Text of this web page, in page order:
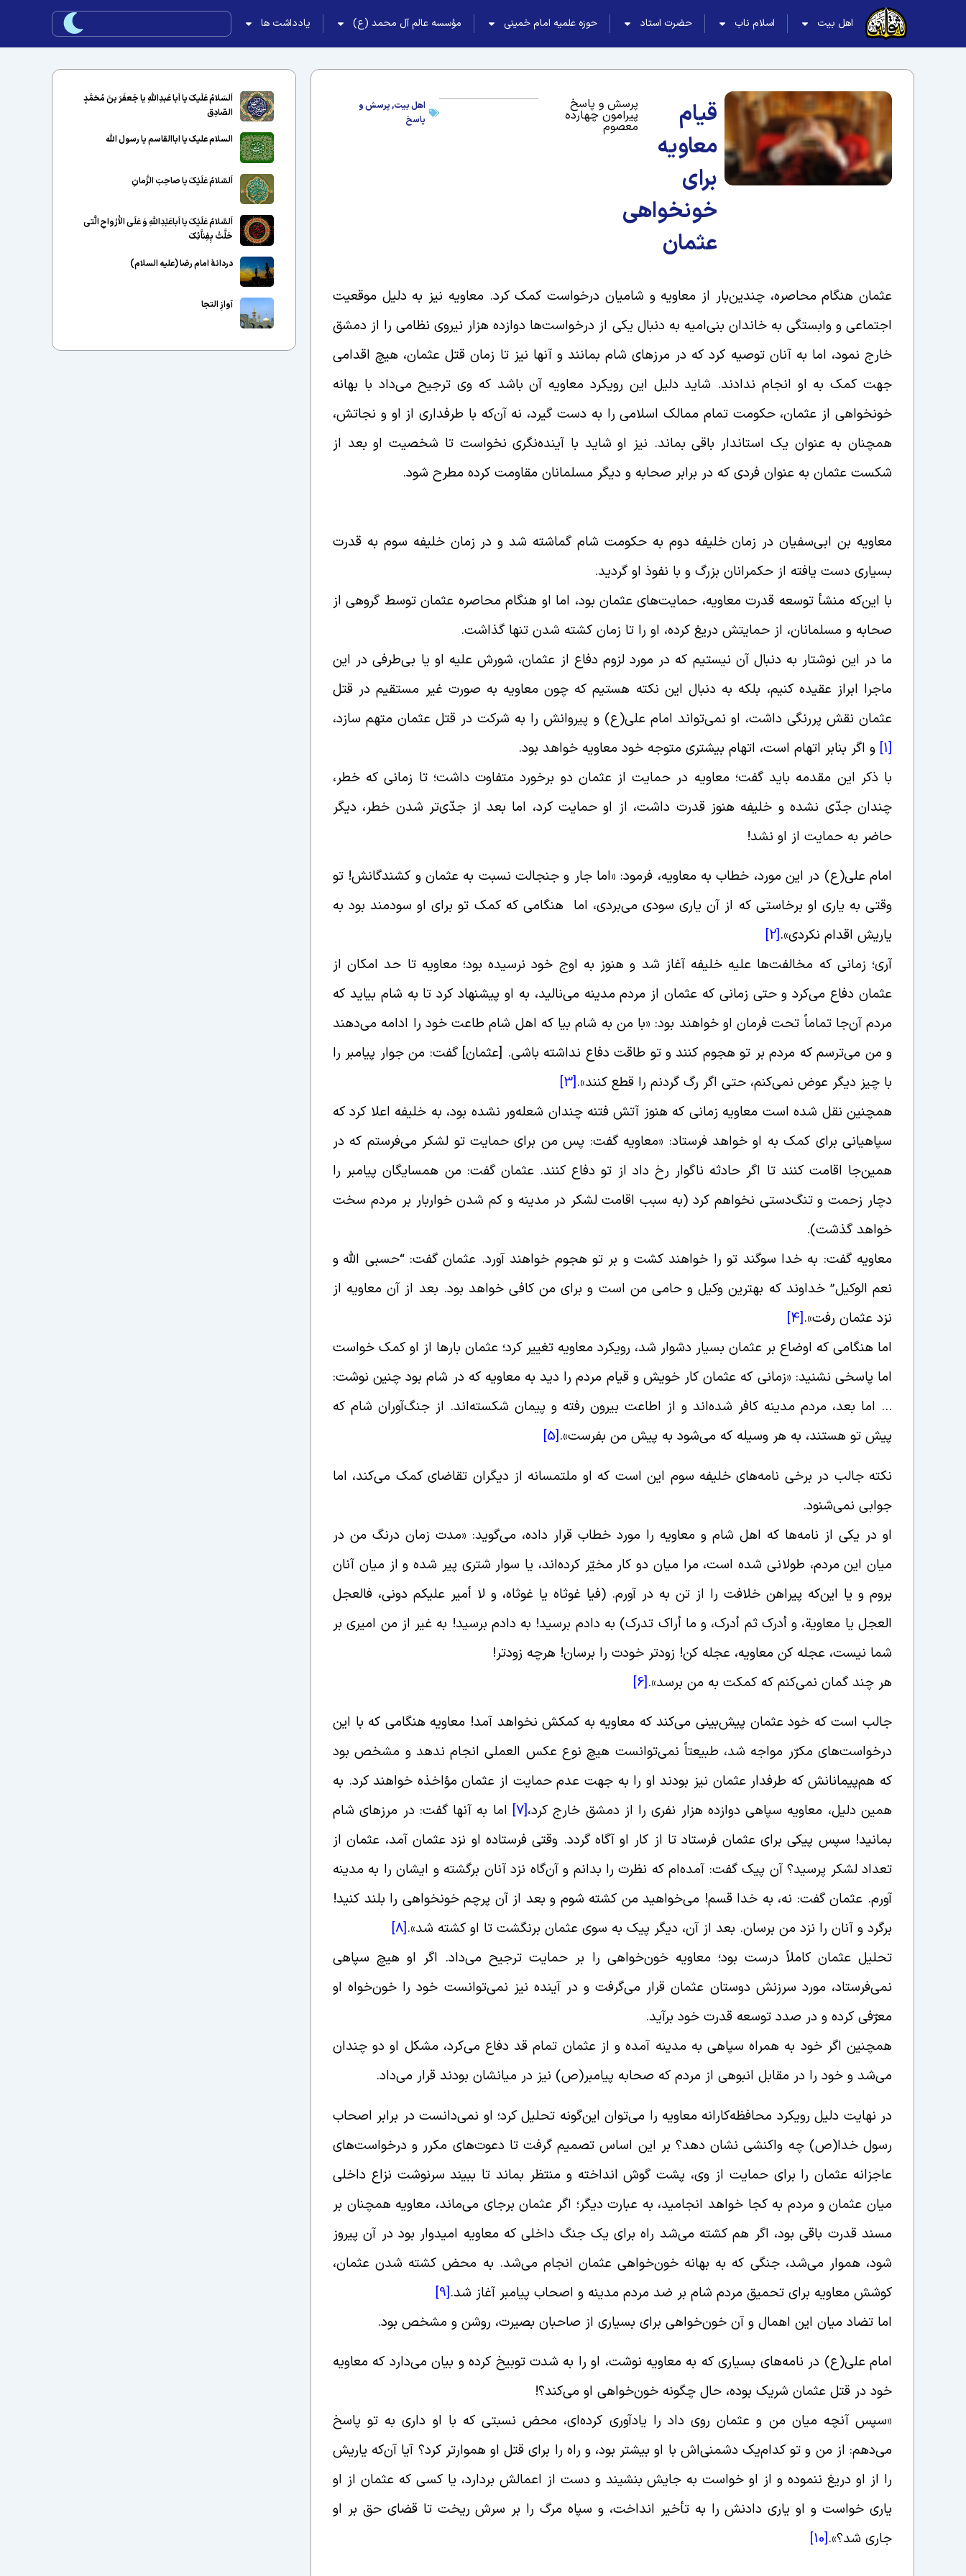
اهل بیت اسلام ناب حضرت استاد حوزه علمیه امام خمینی مؤسسه عالم آل محمد (ع) یادداشت ها
قیام
معاویه
برای
خونخواهی
عثمان
پرسش و پاسخ
پیرامون چهارده
معصوم
اهل بیت,پرسش و
پاسخ
عثمان هنگام محاصره، چندین‌بار از معاویه و شامیان درخواست کمک کرد. معاویه نیز به دلیل موقعیت
اجتماعی و وابستگی به خاندان بنی‌امیه به دنبال یکی از درخواست‌ها دوازده هزار نیروی نظامی را از دمشق
خارج نمود، اما به آنان توصیه کرد که در مرزهاى شام بمانند و آنها نیز تا زمان قتل عثمان، هیچ اقدامی
جهت کمک به او انجام ندادند. شاید دلیل این رویکرد معاویه آن باشد که وی ترجیح می‌داد با بهانه
خونخواهی از عثمان، حکومت تمام ممالک اسلامی را به دست گیرد، نه آن‌که با طرفداری از او و نجاتش،
همچنان به عنوان یک استاندار باقی بماند. نیز او شاید با آینده‌نگری نخواست تا شخصیت او بعد از
شکست عثمان به عنوان فردی که در برابر صحابه و دیگر مسلمانان مقاومت کرده مطرح شود.
معاویه بن ابی‌سفیان در زمان خلیفه دوم به حکومت شام گماشته شد و در زمان خلیفه سوم به قدرت
بسیاری دست یافته از حکمرانان بزرگ و با نفوذ او گردید.
با این‌که منشأ توسعه قدرت معاویه، حمایت‌های عثمان بود، اما او هنگام محاصره عثمان توسط گروهی از
صحابه و مسلمانان، از حمایتش دریغ کرده، او را تا زمان کشته شدن تنها گذاشت.
ما در این نوشتار به دنبال آن نیستیم که در مورد لزوم دفاع از عثمان، شورش علیه او یا بی‌طرفی در این
ماجرا ابراز عقیده کنیم، بلکه به دنبال این نکته هستیم که چون معاویه به صورت غیر مستقیم در قتل
عثمان نقش پررنگی داشت، او نمی‌تواند امام علی(ع) و پیروانش را به شرکت در قتل عثمان متهم سازد،
[1]
و اگر بنابر اتهام است، اتهام بیشتری متوجه خود معاویه خواهد بود.
با ذکر این مقدمه باید گفت؛ معاویه در حمایت از عثمان دو برخورد متفاوت داشت؛ تا زمانی که خطر،
چندان جدّی نشده و خلیفه هنوز قدرت داشت، از او حمایت کرد، اما بعد از جدّی‌تر شدن خطر، دیگر
حاضر به حمایت از او نشد!
امام علی(ع) در این مورد، خطاب به معاویه، فرمود: «اما جار و جنجالت نسبت به عثمان و کشندگانش! تو
وقتى به یارى او برخاستى که از آن یارى سودی می‌بردی، اما هنگامی که کمک تو براى او سودمند بود به
یاریش اقدام نکردى».[2]
آری؛ زمانی که مخالفت‌ها علیه خلیفه آغاز شد و هنوز به اوج خود نرسیده بود؛ معاویه تا حد امکان از
عثمان دفاع می‌کرد و حتی زمانی که عثمان از مردم مدینه می‌نالید، به او پیشنهاد کرد تا به شام بیاید که
مردم آن‌جا تماماً تحت فرمان او خواهند بود: «با من به شام بیا که اهل شام طاعت خود را ادامه می‌دهند
و من می‌ترسم که مردم بر تو هجوم کنند و تو طاقت دفاع نداشته باشى. [عثمان] گفت: من جوار پیامبر را
با چیز دیگر عوض نمی‌کنم، حتى اگر رگ گردنم را قطع کنند».[3]
همچنین نقل شده است معاویه زمانی که هنوز آتش فتنه چندان شعله‌ور نشده بود، به خلیفه اعلا کرد که
سپاهیانی برای کمک به او خواهد فرستاد: «معاویه گفت: پس من براى حمایت تو لشکر می‌فرستم که در
همین‌جا اقامت کنند تا اگر حادثه ناگوار رخ داد از تو دفاع کنند. عثمان گفت: من همسایگان پیامبر را
دچار زحمت و تنگ‌دستى نخواهم کرد (به سبب اقامت لشکر در مدینه و کم شدن خواربار بر مردم سخت
خواهد گذشت).
معاویه گفت: به خدا سوگند تو را خواهند کشت و بر تو هجوم خواهند آورد. عثمان گفت: “حسبى الله و
نعم الوکیل” خداوند که بهترین وکیل و حامى من است و براى من کافى خواهد بود. بعد از آن معاویه از
نزد عثمان رفت‏».[4]
اما هنگامی که اوضاع بر عثمان بسیار دشوار شد، رویکرد معاویه تغییر کرد؛ عثمان بارها از او کمک خواست
اما پاسخی نشنید: «زمانی که عثمان کار خویش و قیام مردم را دید به معاویه که در شام بود چنین نوشت:
… اما بعد، مردم مدینه کافر شده‌اند و از اطاعت بیرون رفته و پیمان شکسته‌اند. از جنگ‌آوران شام که
پیش تو هستند، به هر وسیله که می‌شود به پیش من بفرست».[5]
نکته جالب در برخی نامه‌های خلیفه سوم این است که او ملتمسانه از دیگران تقاضای کمک می‌کند، اما
جوابی نمی‌شنود.
او در یکی از نامه‌ها که اهل شام و معاویه را مورد خطاب قرار داده، می‌گوید: «مدت زمان درنگ من در
میان این مردم، طولانى شده است، مرا میان دو کار مخیّر کرده‌اند، یا سوار شترى پیر شده و از میان آنان
بروم و یا این‌که پیراهن خلافت را از تن به در آورم. (فیا غوثاه یا غوثاه، و لا أمیر علیکم دونی، فالعجل
العجل یا معاویة، و أدرک ثم أدرک، و ما أراک تدرک) به دادم برسید! به دادم برسید! به غیر از من امیرى بر
شما نیست، عجله کن معاویه، عجله کن! زودتر خودت را برسان! هرچه زودتر!
هر چند گمان نمی‌کنم که کمکت به من برسد».[6]
جالب است که خود عثمان پیش‌بینی می‌کند که معاویه به کمکش نخواهد آمد! معاویه هنگامی که با این
درخواست‌های مکرّر مواجه شد، طبیعتاً نمی‌توانست هیچ نوع عکس العملی انجام ندهد و مشخص بود
که هم‌پیمانانش که طرفدار عثمان نیز بودند او را به جهت عدم حمایت از عثمان مؤاخذه خواهند کرد. به
همین دلیل، معاویه سپاهی دوازده هزار نفری را از دمشق خارج کرد،[7]
اما به آنها گفت: در مرزهاى شام
بمانید! سپس پیکی برای عثمان فرستاد تا از کار او آگاه گردد. وقتی فرستاده او نزد عثمان آمد، عثمان از
تعداد لشکر پرسید؟ آن پیک گفت: آمده‌ام که نظرت را بدانم و آن‌گاه نزد آنان برگشته و ایشان را به مدینه
آورم. عثمان گفت: نه، به خدا قسم! می‌خواهید من کشته شوم و بعد از آن پرچم خونخواهی را بلند کنید!
برگرد و آنان را نزد من برسان. بعد از آن، دیگر پیک به سوى عثمان برنگشت تا او کشته شد».[8]
تحلیل عثمان کاملاً درست بود؛ معاویه خون‌خواهی را بر حمایت ترجیح می‌داد. اگر او هیچ سپاهی
نمی‌فرستاد، مورد سرزنش دوستان عثمان قرار می‌گرفت و در آینده نیز نمی‌توانست خود را خون‌خواه او
معرّفی کرده و در صدد توسعه قدرت خود برآید.
همچنین اگر خود به همراه سپاهی به مدینه آمده و از عثمان تمام قد دفاع می‌کرد، مشکل او دو چندان
می‌شد و خود را در مقابل انبوهی از مردم که صحابه پیامبر(ص) نیز در میانشان بودند قرار می‌داد.
در نهایت دلیل رویکرد محافظه‌کارانه معاویه را می‌توان این‌گونه تحلیل کرد؛ او نمی‌دانست در برابر اصحاب
رسول خدا(ص) چه واکنشی نشان دهد؟ بر این اساس تصمیم گرفت تا دعوت‌های مکرر و درخواست‌های
عاجزانه عثمان را برای حمایت از وی، پشت گوش انداخته و منتظر بماند تا ببیند سرنوشت نزاع داخلی
میان عثمان و مردم به کجا خواهد انجامید، به عبارت دیگر؛ اگر عثمان برجای می‌ماند، معاویه همچنان بر
مسند قدرت باقی بود، اگر هم کشته می‌شد راه برای یک جنگ داخلی که معاویه امیدوار بود در آن پیروز
شود، هموار می‌شد، جنگی که به بهانه خون‌خواهی عثمان انجام می‌شد. به محض کشته شدن عثمان،
کوشش معاویه برای تحمیق مردم شام بر ضد مردم مدینه و اصحاب پیامبر آغاز شد.[9]
اما تضاد میان این اهمال و آن خون‌خواهی برای بسیاری از صاحبان بصیرت، روشن و مشخص بود.
امام علی(ع) در نامه‌های بسیاری که به معاویه نوشت، او را به شدت توبیخ کرده و بیان می‌دارد که معاویه
خود در قتل عثمان شریک بوده، حال چگونه خون‌خواهی او می‌کند؟!
«سپس آنچه میان من و عثمان روى داد را یادآورى کرده‌اى، محض نسبتى که با او دارى به تو پاسخ
می‌دهم: از من و تو کدام‌یک دشمنی‌‌اش با او بیشتر بود، و راه را براى قتل او هموارتر کرد؟ آیا آن‌که یاریش
را از او دریغ ننموده و از او خواست به جایش بنشیند و دست از اعمالش بردارد، یا کسى که عثمان از او
یارى خواست و او یارى دادنش را به تأخیر انداخت، و سپاه مرگ را بر سرش ریخت تا قضاى حق بر او
جارى شد؟».[10]
اَلسَلامُ عَلَیکَ یا اَبا عَبدِاللّهِ یا جَعفَرَ بنَ مُحَمَّدٍ
الصّادِق
السلام علیک یا اباالقاسم یا رسول الله
اَلسّلامُ عَلَیْکَ یا صاحِبَ الزَّمانِ
اَلسَّلامُ عَلَیْکَ یا اَباعَبْدِاللَّهِ وَ عَلَى الاَْرْواحِ الَّتى
حَلَّتْ بِفِناَّئِکَ
دردانهٔ امام رضا (علیه السلام)
آوازِ التجا